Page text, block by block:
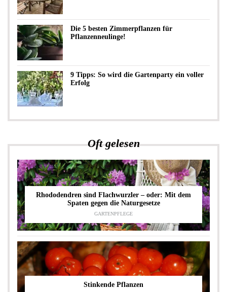
Die 5 besten Zimmerpflanzen für
Pflanzenneulinge!
9 Tipps: So wird die Gartenparty ein voller
Erfolg
Oft gelesen
Rhododendren sind Flachwurzler – oder: Mit dem
Spaten gegen die Naturgesetze
GARTENPFLEGE
Stinkende Pflanzen